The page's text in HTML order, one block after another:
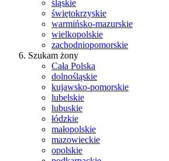
śląskie
świętokrzyskie
warmińsko-mazurskie
wielkopolskie
zachodniopomorskie
Szukam żony
Cała Polska
dolnośląskie
kujawsko-pomorskie
lubelskie
lubuskie
łódzkie
małopolskie
mazowieckie
opolskie